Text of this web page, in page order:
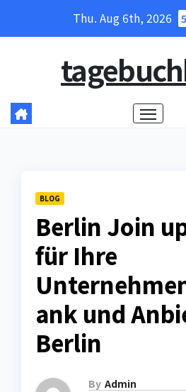
Thu. Aug 6th, 2026
BLOG
Berlin Join
für Ihre
ank und
Berlin
By Admin